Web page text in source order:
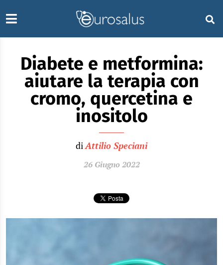
Diabete e metformina:
aiutare la terapia con
cromo, quercetina e
inositolo
diAttilio Speciani
26 Giugno 2022